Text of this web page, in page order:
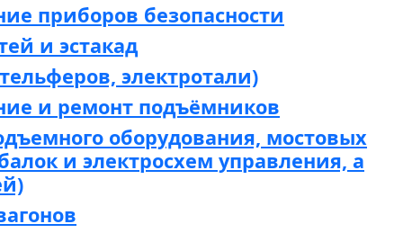
приборов безопасности
и эстакад
электротали)
и ремонт подъёмников
оборудования, мостовых
и электросхем управления, а